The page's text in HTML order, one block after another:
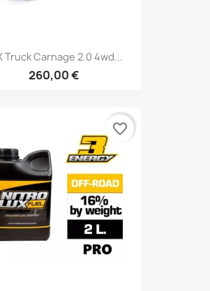
Truck Carnage 2.0 4wd...
260,00 €
favorite_border